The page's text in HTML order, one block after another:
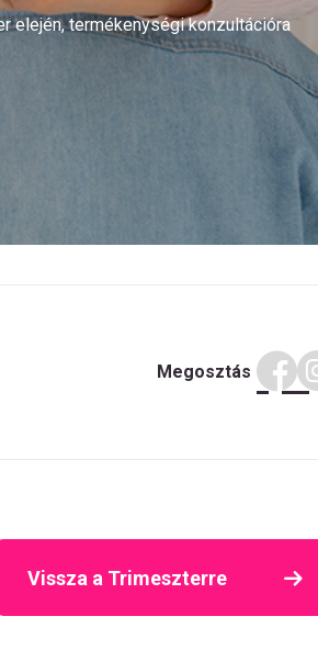
elején, termékenységi konzultációra
Megosztás
Vissza a Trimeszterre